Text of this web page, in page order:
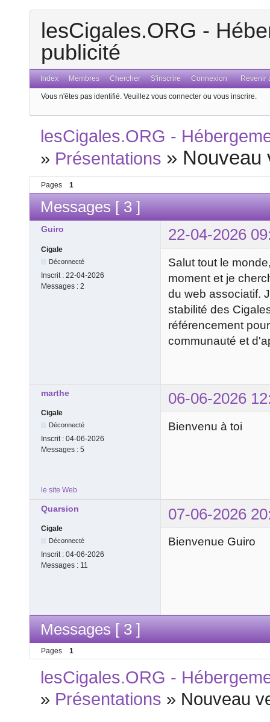
lesCigales.ORG -
publicité
Index Membres Chercher S'inscrire Connexion Revenir
Vous n'êtes pas identifié. Veuillez vous connecter ou vous inscrire.
lesCigales.ORG -
» Présentations » Nouveau
Pages 1
Messages [ 3 ]
Guiro 22-04-2026
Cigale
Déconnecté
Inscrit : 22-04-2026
Messages : 2
Salut tout le
moment et je
du web associatif.
stabilité des
référencement
communauté et
marthe 06-06-2026
Cigale
Déconnecté
Inscrit : 04-06-2026
Messages : 5
Bienvenu à toi
le site Web
Quarsion 07-06-2026
Cigale
Déconnecté
Inscrit : 04-06-2026
Messages : 11
Bienvenue Guiro
Messages [ 3 ]
Pages 1
lesCigales.ORG -
» Présentations » Nouveau